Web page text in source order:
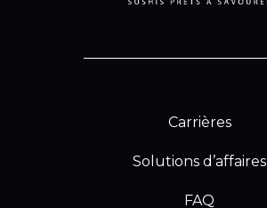
Carrières
Solutions d’affaires
FAQ